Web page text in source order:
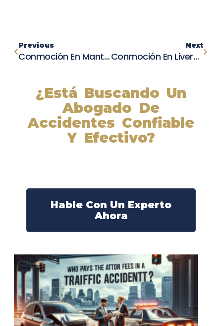
Previous
Conmoción En Manteca: Terrible Accidente De Coche Causa La Muerte De Dos Personas
Next
Conmoción En Livermore: Fallece Justin Thomas En Un Trágico Choque De Motocicleta
¿Está Buscando Un
Abogado De
Accidentes Confiable
Y Efectivo?
Hable Con Un Experto
Ahora